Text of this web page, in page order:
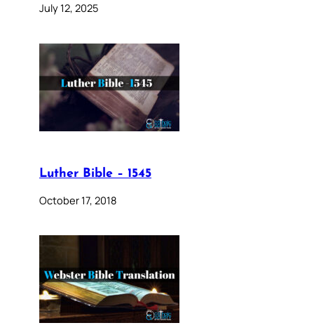
July 12, 2025
Luther Bible – 1545
October 17, 2018